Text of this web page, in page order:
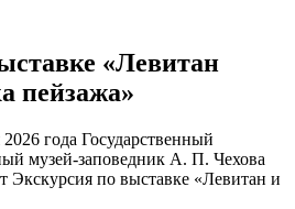
«Левитан
пейзажа»
года Государственный
музей-заповедник А. П. Чехова
Экскурсия по выставке «Левитан и